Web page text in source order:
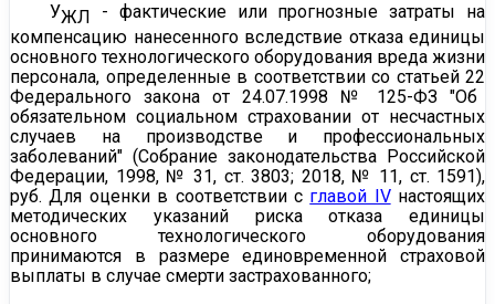
УЖЛ - фактические или прогнозные затраты на
компенсацию нанесенного вследствие отказа единицы
основного технологического оборудования вреда жизни
персонала, определенные в соответствии со статьей 22
Федерального закона от 24.07.1998 № 125-ФЗ "Об
обязательном социальном страховании от несчастных
случаев на производстве и профессиональных
заболеваний" (Собрание законодательства Российской
Федерации, 1998, № 31, ст. 3803; 2018, № 11, ст. 1591),
руб. Для оценки в соответствии с главой IVнастоящих
методических указаний риска отказа единицы
основного технологического оборудования
принимаются в размере единовременной страховой
выплаты в случае смерти застрахованного;